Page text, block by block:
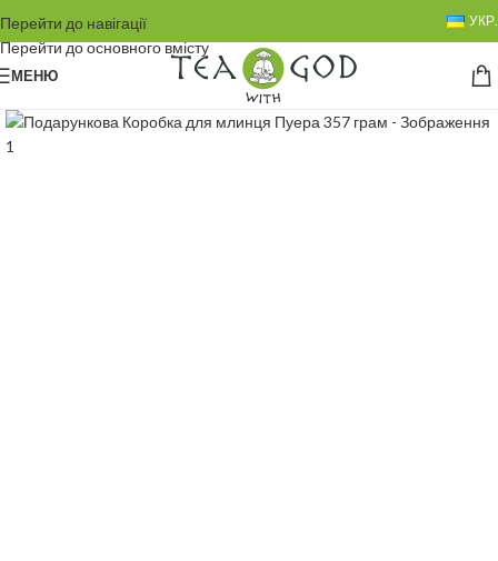
Перейти до навігації
Перейти до основного вмісту
УКР.
МЕНЮ